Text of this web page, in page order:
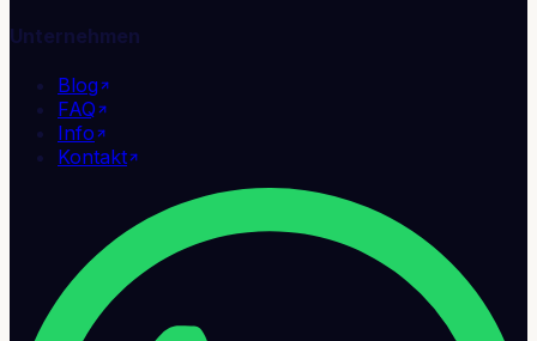
Unternehmen
Blog
FAQ
Info
Kontakt